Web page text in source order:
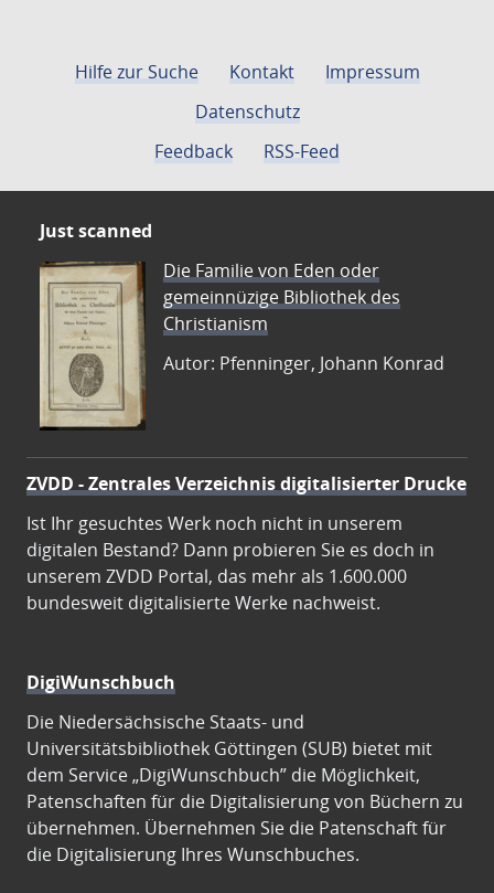
Hilfe zur Suche Kontakt
Impressum
Datenschutz
Feedback
RSS-Feed
Just scanned
Die Familie von Eden oder
gemeinnüzige Bibliothek des
Christianism
Autor: Pfenninger, Johann Konrad
ZVDD - Zentrales Verzeichnis digitalisierter Drucke
Ist Ihr gesuchtes Werk noch nicht in unserem
digitalen Bestand? Dann probieren Sie es doch in
unserem ZVDD Portal, das mehr als 1.600.000
bundesweit digitalisierte Werke nachweist.
DigiWunschbuch
Die Niedersächsische Staats- und
Universitätsbibliothek Göttingen (SUB) bietet mit
dem Service „DigiWunschbuch” die Möglichkeit,
Patenschaften für die Digitalisierung von Büchern zu
übernehmen. Übernehmen Sie die Patenschaft für
die Digitalisierung Ihres Wunschbuches.